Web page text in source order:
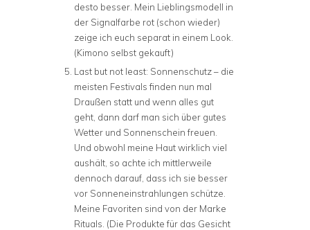
desto besser. Mein Lieblingsmodell in
der Signalfarbe rot (schon wieder)
zeige ich euch separat in einem Look.
(Kimono selbst gekauft)
Last but not least: Sonnenschutz – die
meisten Festivals finden nun mal
Draußen statt und wenn alles gut
geht, dann darf man sich über gutes
Wetter und Sonnenschein freuen.
Und obwohl meine Haut wirklich viel
aushält, so achte ich mittlerweile
dennoch darauf, dass ich sie besser
vor Sonneneinstrahlungen schütze.
Meine Favoriten sind von der Marke
Rituals. (Die Produkte für das Gesicht